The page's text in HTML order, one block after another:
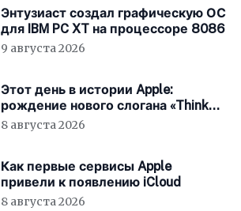
Энтузиаст создал графическую ОС
для IBM PC XT на процессоре 8086
9 августа 2026
Этот день в истории Apple:
рождение нового слогана «Think
Different»
8 августа 2026
Как первые сервисы Apple
привели к появлению iCloud
8 августа 2026